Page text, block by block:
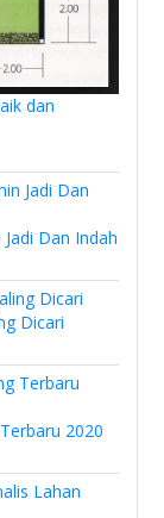
dan
Dan Indah
Dicari
2020